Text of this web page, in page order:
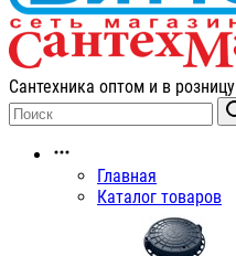
Сантехника оптом и в
Главная
Каталог товаров